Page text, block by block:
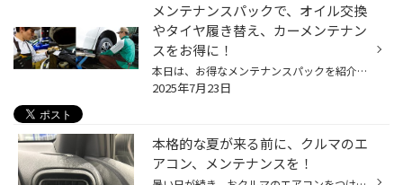
メンテナンスパックで、オイル交換
やタイヤ履き替え、カーメンテナン
スをお得に！
本日は、お得なメンテナンスパックを紹介します。 メンテナンスパックって結構高額なイメージをお持ちのお客様も多いと思いますが、 コクピット・タイヤ館のメンテナンスパックは、 手軽に、日常的なおクルマのメンテナンスをカバーする内容になっておりますので、 是非、一度ご検討ください！ コク...
2025年7月23日
本格的な夏が来る前に、クルマのエ
アコン、メンテナンスを！